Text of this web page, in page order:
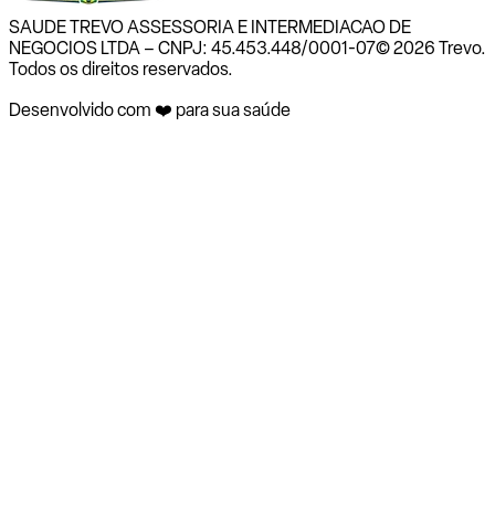
SAUDE TREVO ASSESSORIA E INTERMEDIACAO DE
NEGOCIOS LTDA – CNPJ: 45.453.448/0001-07© 2026 Trevo.
Todos os direitos reservados.
Desenvolvido com ❤️ para sua saúde